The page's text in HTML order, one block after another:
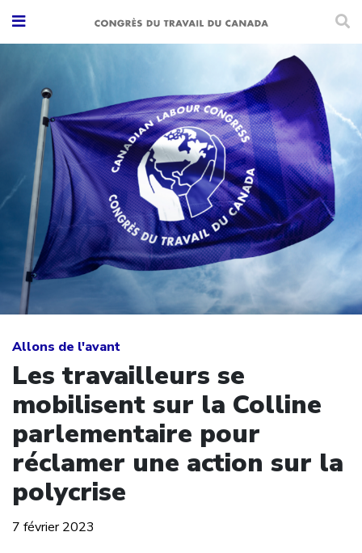
Allons de l'avant
Les travailleurs se
mobilisent sur la Colline
parlementaire pour
réclamer une action sur la
polycrise
7 février 2023